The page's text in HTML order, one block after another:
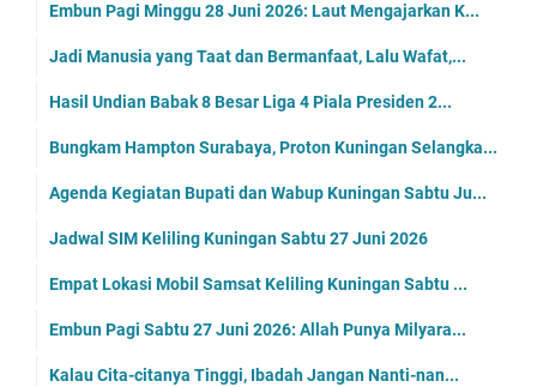
Embun Pagi Minggu 28 Juni 2026: Laut Mengajarkan K...
Jadi Manusia yang Taat dan Bermanfaat, Lalu Wafat,...
Hasil Undian Babak 8 Besar Liga 4 Piala Presiden 2...
Bungkam Hampton Surabaya, Proton Kuningan Selangka...
Agenda Kegiatan Bupati dan Wabup Kuningan Sabtu Ju...
Jadwal SIM Keliling Kuningan Sabtu 27 Juni 2026
Empat Lokasi Mobil Samsat Keliling Kuningan Sabtu ...
Embun Pagi Sabtu 27 Juni 2026: Allah Punya Milyara...
Kalau Cita-citanya Tinggi, Ibadah Jangan Nanti-nan...